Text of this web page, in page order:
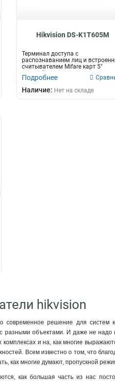
Hikvision DS-K1T605M
Терминал доступа с
распознаванием лиц и
считывателем Mifare карт 5"
цветной TFT...
Подробнее
Наличие: Нет на складе
hikvision
решение для систем
разными объектами. И даже не надо
комплексах и на, как многие
Всем известно о том, что
как многие думают, пропускной
как большая часть из нас